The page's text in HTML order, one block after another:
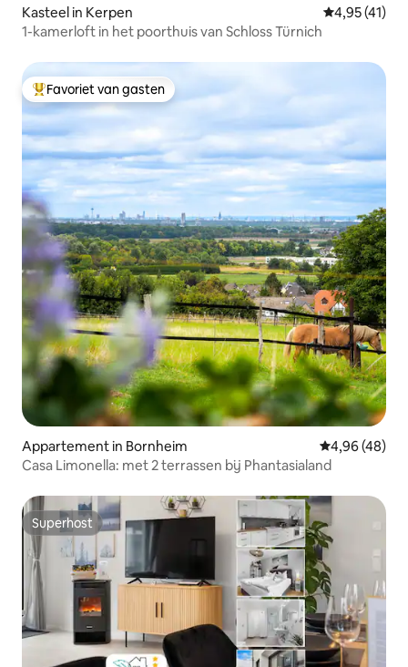
Kasteel in Kerpen Gemiddelde
4,95 (41)
1-kamerloft in het poorthuis van Schloss Türnich
Topfavoriet van gasten
Favoriet van gasten
Appartement in Bornheim Gemiddelde
4,96 (48)
Casa Limonella: met 2 terrassen bij Phantasialand
Superhost
Superhost